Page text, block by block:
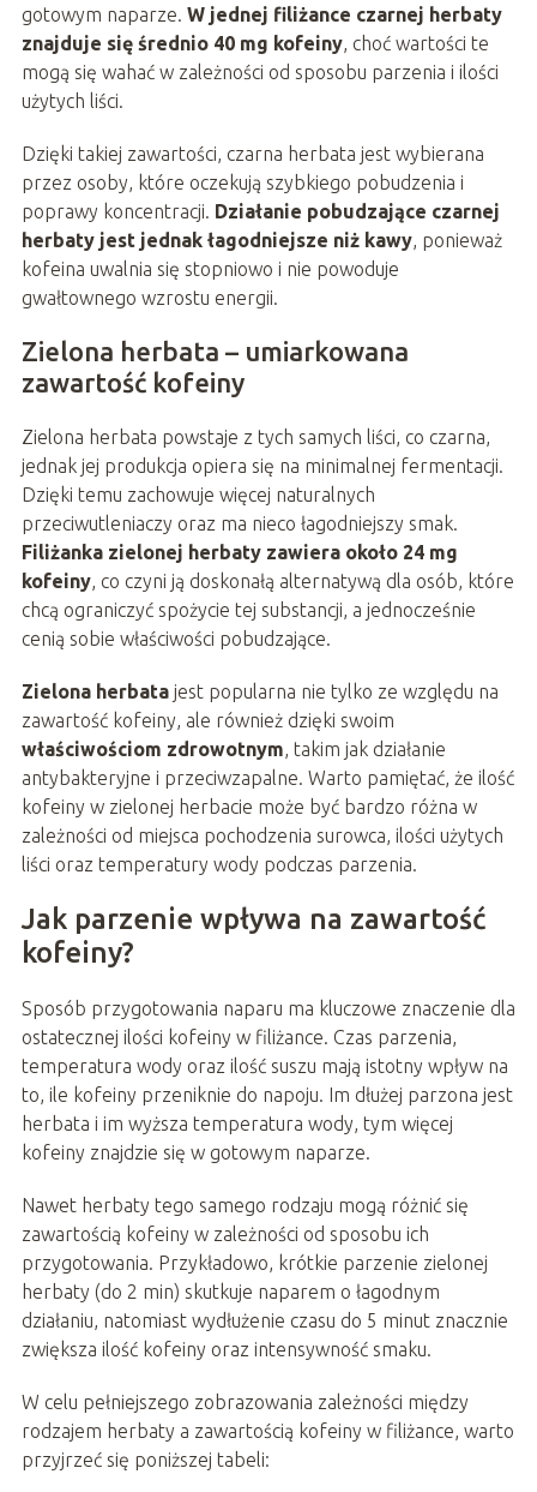
gotowym naparze. W jednej filiżance czarnej herbaty
znajduje się średnio 40 mg kofeiny, choć wartości te
mogą się wahać w zależności od sposobu parzenia i ilości
użytych liści.
Dzięki takiej zawartości, czarna herbata jest wybierana
przez osoby, które oczekują szybkiego pobudzenia i
poprawy koncentracji. Działanie pobudzające czarnej
herbaty jest jednak łagodniejsze niż kawy, ponieważ
kofeina uwalnia się stopniowo i nie powoduje
gwałtownego wzrostu energii.
Zielona herbata – umiarkowana
zawartość kofeiny
Zielona herbata powstaje z tych samych liści, co czarna,
jednak jej produkcja opiera się na minimalnej fermentacji.
Dzięki temu zachowuje więcej naturalnych
przeciwutleniaczy oraz ma nieco łagodniejszy smak.
Filiżanka zielonej herbaty zawiera około 24 mg
kofeiny, co czyni ją doskonałą alternatywą dla osób, które
chcą ograniczyć spożycie tej substancji, a jednocześnie
cenią sobie właściwości pobudzające.
Zielona herbatajest popularna nie tylko ze względu na
zawartość kofeiny, ale również dzięki swoim
właściwościom zdrowotnym, takim jak działanie
antybakteryjne i przeciwzapalne. Warto pamiętać, że ilość
kofeiny w zielonej herbacie może być bardzo różna w
zależności od miejsca pochodzenia surowca, ilości użytych
liści oraz temperatury wody podczas parzenia.
Jak parzenie wpływa na zawartość
kofeiny?
Sposób przygotowania naparu ma kluczowe znaczenie dla
ostatecznej ilości kofeiny w filiżance. Czas parzenia,
temperatura wody oraz ilość suszu mają istotny wpływ na
to, ile kofeiny przeniknie do napoju. Im dłużej parzona jest
herbata i im wyższa temperatura wody, tym więcej
kofeiny znajdzie się w gotowym naparze.
Nawet herbaty tego samego rodzaju mogą różnić się
zawartością kofeiny w zależności od sposobu ich
przygotowania. Przykładowo, krótkie parzenie zielonej
herbaty (do 2 min) skutkuje naparem o łagodnym
działaniu, natomiast wydłużenie czasu do 5 minut znacznie
zwiększa ilość kofeiny oraz intensywność smaku.
W celu pełniejszego zobrazowania zależności między
rodzajem herbaty a zawartością kofeiny w filiżance, warto
przyjrzeć się poniższej tabeli: